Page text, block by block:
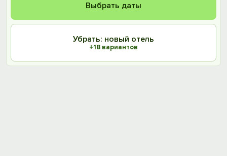
Выбрать даты
Убрать: новый отель
+18 вариантов